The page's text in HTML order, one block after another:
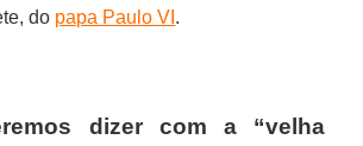
do papa Paulo VI .
dizer com a “velha